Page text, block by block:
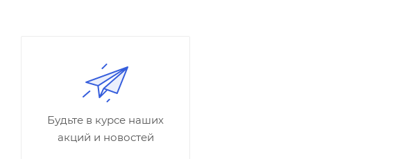
Будьте в курсе наших
акций и новостей